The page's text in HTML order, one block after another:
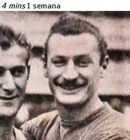
4 mins 1 semana